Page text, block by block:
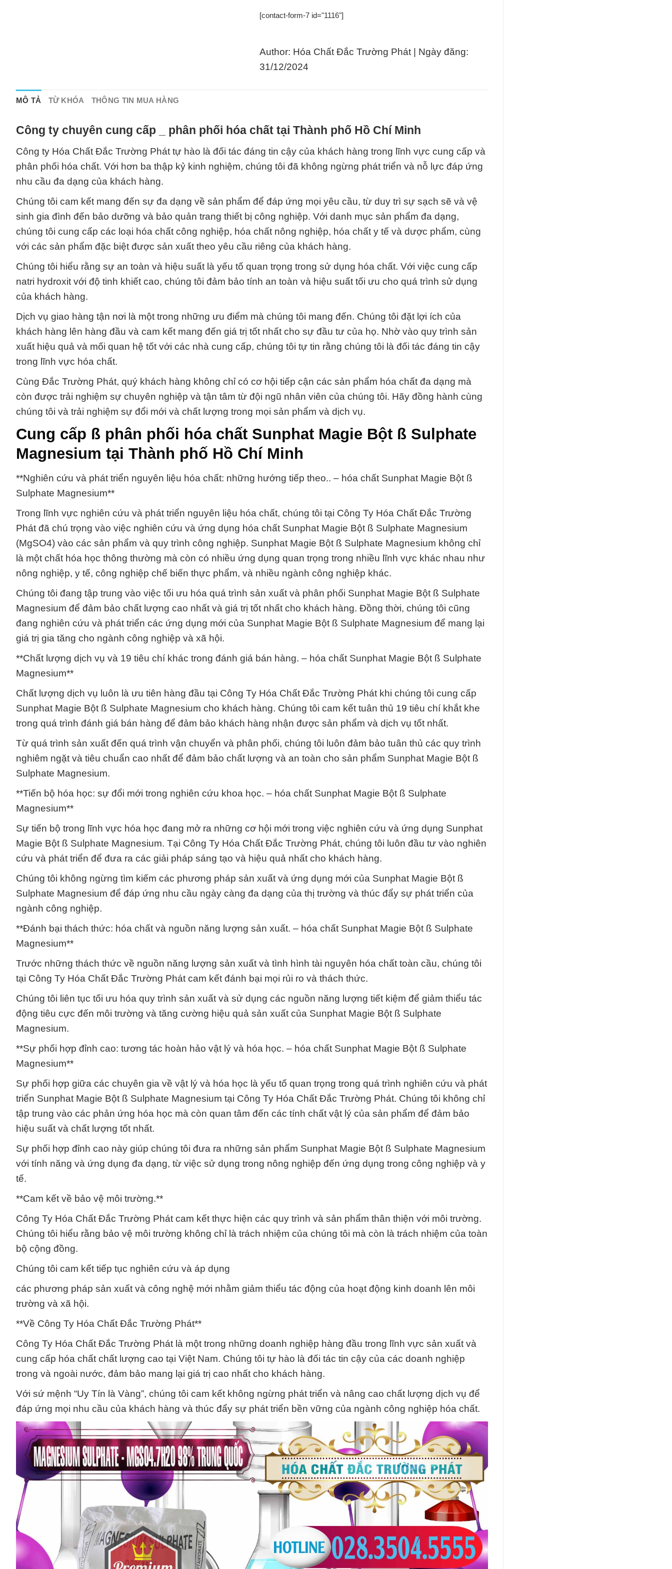
[contact-form-7 id="1116"]
Author: Hóa Chất Đắc Trường Phát | Ngày đăng:
31/12/2024
MÔ TẢ TỪ KHÓA THÔNG TIN MUA HÀNG
Công ty chuyên cung cấp _ phân phối hóa chất tại Thành phố Hồ Chí Minh
Công ty Hóa Chất Đắc Trường Phát tự hào là đối tác đáng tin cậy của khách hàng trong lĩnh vực cung cấp và
phân phối hóa chất. Với hơn ba thập kỷ kinh nghiệm, chúng tôi đã không ngừng phát triển và nỗ lực đáp ứng
nhu cầu đa dạng của khách hàng.
Chúng tôi cam kết mang đến sự đa dạng về sản phẩm để đáp ứng mọi yêu cầu, từ duy trì sự sạch sẽ và vệ
sinh gia đình đến bảo dưỡng và bảo quản trang thiết bị công nghiệp. Với danh mục sản phẩm đa dạng,
chúng tôi cung cấp các loại hóa chất công nghiệp, hóa chất nông nghiệp, hóa chất y tế và dược phẩm, cùng
với các sản phẩm đặc biệt được sản xuất theo yêu cầu riêng của khách hàng.
Chúng tôi hiểu rằng sự an toàn và hiệu suất là yếu tố quan trọng trong sử dụng hóa chất. Với việc cung cấp
natri hydroxit với độ tinh khiết cao, chúng tôi đảm bảo tính an toàn và hiệu suất tối ưu cho quá trình sử dụng
của khách hàng.
Dịch vụ giao hàng tận nơi là một trong những ưu điểm mà chúng tôi mang đến. Chúng tôi đặt lợi ích của
khách hàng lên hàng đầu và cam kết mang đến giá trị tốt nhất cho sự đầu tư của họ. Nhờ vào quy trình sản
xuất hiệu quả và mối quan hệ tốt với các nhà cung cấp, chúng tôi tự tin rằng chúng tôi là đối tác đáng tin cậy
trong lĩnh vực hóa chất.
Cùng Đắc Trường Phát, quý khách hàng không chỉ có cơ hội tiếp cận các sản phẩm hóa chất đa dạng mà
còn được trải nghiệm sự chuyên nghiệp và tận tâm từ đội ngũ nhân viên của chúng tôi. Hãy đồng hành cùng
chúng tôi và trải nghiệm sự đổi mới và chất lượng trong mọi sản phẩm và dịch vụ.
Cung cấp ß phân phối hóa chất Sunphat Magie Bột ß Sulphate
Magnesium tại Thành phố Hồ Chí Minh
**Nghiên cứu và phát triển nguyên liệu hóa chất: những hướng tiếp theo.. – hóa chất Sunphat Magie Bột ß
Sulphate Magnesium**
Trong lĩnh vực nghiên cứu và phát triển nguyên liệu hóa chất, chúng tôi tại Công Ty Hóa Chất Đắc Trường
Phát đã chú trọng vào việc nghiên cứu và ứng dụng hóa chất Sunphat Magie Bột ß Sulphate Magnesium
(MgSO4) vào các sản phẩm và quy trình công nghiệp. Sunphat Magie Bột ß Sulphate Magnesium không chỉ
là một chất hóa học thông thường mà còn có nhiều ứng dụng quan trọng trong nhiều lĩnh vực khác nhau như
nông nghiệp, y tế, công nghiệp chế biến thực phẩm, và nhiều ngành công nghiệp khác.
Chúng tôi đang tập trung vào việc tối ưu hóa quá trình sản xuất và phân phối Sunphat Magie Bột ß Sulphate
Magnesium để đảm bảo chất lượng cao nhất và giá trị tốt nhất cho khách hàng. Đồng thời, chúng tôi cũng
đang nghiên cứu và phát triển các ứng dụng mới của Sunphat Magie Bột ß Sulphate Magnesium để mang lại
giá trị gia tăng cho ngành công nghiệp và xã hội.
**Chất lượng dịch vụ và 19 tiêu chí khác trong đánh giá bán hàng. – hóa chất Sunphat Magie Bột ß Sulphate
Magnesium**
Chất lượng dịch vụ luôn là ưu tiên hàng đầu tại Công Ty Hóa Chất Đắc Trường Phát khi chúng tôi cung cấp
Sunphat Magie Bột ß Sulphate Magnesium cho khách hàng. Chúng tôi cam kết tuân thủ 19 tiêu chí khắt khe
trong quá trình đánh giá bán hàng để đảm bảo khách hàng nhận được sản phẩm và dịch vụ tốt nhất.
Từ quá trình sản xuất đến quá trình vận chuyển và phân phối, chúng tôi luôn đảm bảo tuân thủ các quy trình
nghiêm ngặt và tiêu chuẩn cao nhất để đảm bảo chất lượng và an toàn cho sản phẩm Sunphat Magie Bột ß
Sulphate Magnesium.
**Tiến bộ hóa học: sự đổi mới trong nghiên cứu khoa học. – hóa chất Sunphat Magie Bột ß Sulphate
Magnesium**
Sự tiến bộ trong lĩnh vực hóa học đang mở ra những cơ hội mới trong việc nghiên cứu và ứng dụng Sunphat
Magie Bột ß Sulphate Magnesium. Tại Công Ty Hóa Chất Đắc Trường Phát, chúng tôi luôn đầu tư vào nghiên
cứu và phát triển để đưa ra các giải pháp sáng tạo và hiệu quả nhất cho khách hàng.
Chúng tôi không ngừng tìm kiếm các phương pháp sản xuất và ứng dụng mới của Sunphat Magie Bột ß
Sulphate Magnesium để đáp ứng nhu cầu ngày càng đa dạng của thị trường và thúc đẩy sự phát triển của
ngành công nghiệp.
**Đánh bại thách thức: hóa chất và nguồn năng lượng sản xuất. – hóa chất Sunphat Magie Bột ß Sulphate
Magnesium**
Trước những thách thức về nguồn năng lượng sản xuất và tình hình tài nguyên hóa chất toàn cầu, chúng tôi
tại Công Ty Hóa Chất Đắc Trường Phát cam kết đánh bại mọi rủi ro và thách thức.
Chúng tôi liên tục tối ưu hóa quy trình sản xuất và sử dụng các nguồn năng lượng tiết kiệm để giảm thiểu tác
động tiêu cực đến môi trường và tăng cường hiệu quả sản xuất của Sunphat Magie Bột ß Sulphate
Magnesium.
**Sự phối hợp đỉnh cao: tương tác hoàn hảo vật lý và hóa học. – hóa chất Sunphat Magie Bột ß Sulphate
Magnesium**
Sự phối hợp giữa các chuyên gia về vật lý và hóa học là yếu tố quan trọng trong quá trình nghiên cứu và phát
triển Sunphat Magie Bột ß Sulphate Magnesium tại Công Ty Hóa Chất Đắc Trường Phát. Chúng tôi không chỉ
tập trung vào các phản ứng hóa học mà còn quan tâm đến các tính chất vật lý của sản phẩm để đảm bảo
hiệu suất và chất lượng tốt nhất.
Sự phối hợp đỉnh cao này giúp chúng tôi đưa ra những sản phẩm Sunphat Magie Bột ß Sulphate Magnesium
với tính năng và ứng dụng đa dạng, từ việc sử dụng trong nông nghiệp đến ứng dụng trong công nghiệp và y
tế.
**Cam kết về bảo vệ môi trường.**
Công Ty Hóa Chất Đắc Trường Phát cam kết thực hiện các quy trình và sản phẩm thân thiện với môi trường.
Chúng tôi hiểu rằng bảo vệ môi trường không chỉ là trách nhiệm của chúng tôi mà còn là trách nhiệm của toàn
bộ cộng đồng.
Chúng tôi cam kết tiếp tục nghiên cứu và áp dụng
các phương pháp sản xuất và công nghệ mới nhằm giảm thiểu tác động của hoạt động kinh doanh lên môi
trường và xã hội.
**Về Công Ty Hóa Chất Đắc Trường Phát**
Công Ty Hóa Chất Đắc Trường Phát là một trong những doanh nghiệp hàng đầu trong lĩnh vực sản xuất và
cung cấp hóa chất chất lượng cao tại Việt Nam. Chúng tôi tự hào là đối tác tin cậy của các doanh nghiệp
trong và ngoài nước, đảm bảo mang lại giá trị cao nhất cho khách hàng.
Với sứ mệnh “Uy Tín là Vàng”, chúng tôi cam kết không ngừng phát triển và nâng cao chất lượng dịch vụ để
đáp ứng mọi nhu cầu của khách hàng và thúc đẩy sự phát triển bền vững của ngành công nghiệp hóa chất.